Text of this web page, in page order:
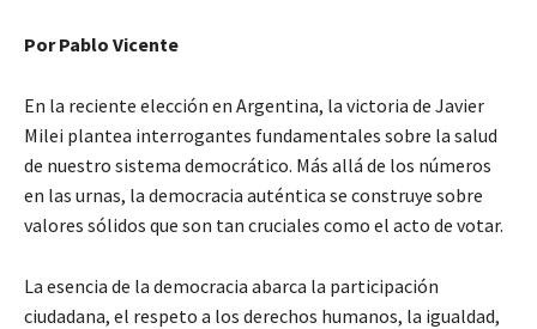
Por Pablo Vicente
En la reciente elección en Argentina, la victoria de Javier
Milei plantea interrogantes fundamentales sobre la salud
de nuestro sistema democrático. Más allá de los números
en las urnas, la democracia auténtica se construye sobre
valores sólidos que son tan cruciales como el acto de votar.
La esencia de la democracia abarca la participación
ciudadana, el respeto a los derechos humanos, la igualdad,